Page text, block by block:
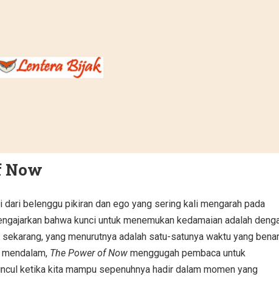
Now
belenggu pikiran dan ego yang sering kali mengarah pada
bahwa kunci untuk menemukan kedamaian adalah
yang menurutnya adalah satu-satunya waktu yang
The Power of Now menggugah pembaca untuk
ketika kita mampu sepenuhnya hadir dalam momen yang